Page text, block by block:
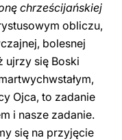
chrześcijańskiej
obliczu,
bolesnej
ujrzy się Boski
Ojca, to zadanie
i nasze zadanie.
się na przyjęcie